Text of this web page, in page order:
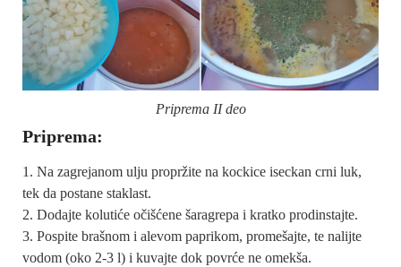
Priprema II deo
Priprema:
Na zagrejanom ulju propržite na kockice iseckan crni luk,
tek da postane staklast.
Dodajte kolutiće očišćene šaragrepa i kratko prodinstajte.
Pospite brašnom i alevom paprikom, promešajte, te nalijte
vodom (oko 2-3 l) i kuvajte dok povrće ne omekša.